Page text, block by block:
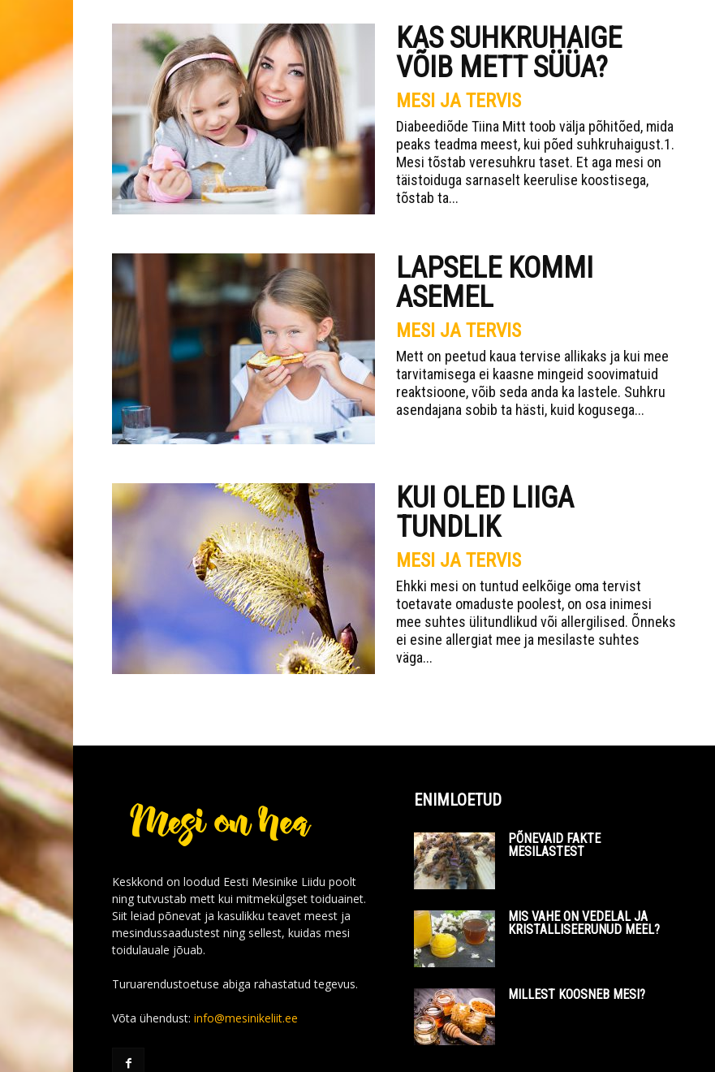
KAS SUHKRUHAIGE
VÕIB METT SÜÜA?
MESI JA TERVIS
Diabeediõde Tiina Mitt toob välja põhitõed, mida
peaks teadma meest, kui põed suhkruhaigust.1.
Mesi tõstab veresuhkru taset. Et aga mesi on
täistoiduga sarnaselt keerulise koostisega,
tõstab ta...
LAPSELE KOMMI
ASEMEL
MESI JA TERVIS
Mett on peetud kaua tervise allikaks ja kui mee
tarvitamisega ei kaasne mingeid soovimatuid
reaktsioone, võib seda anda ka lastele. Suhkru
asendajana sobib ta hästi, kuid kogusega...
KUI OLED LIIGA
TUNDLIK
MESI JA TERVIS
Ehkki mesi on tuntud eelkõige oma tervist
toetavate omaduste poolest, on osa inimesi
mee suhtes ülitundlikud või allergilised. Õnneks
ei esine allergiat mee ja mesilaste suhtes
väga...
Keskkond on loodud Eesti Mesinike Liidu poolt
ning tutvustab mett kui mitmekülgset toiduainet.
Siit leiad põnevat ja kasulikku teavet meest ja
mesindussaadustest ning sellest, kuidas mesi
toidulauale jõuab.
Turuarendustoetuse abiga rahastatud tegevus.
Võta ühendust: info@mesinikeliit.ee
ENIMLOETUD
PÕNEVAID FAKTE
MESILASTEST
MIS VAHE ON VEDELAL JA
KRISTALLISEERUNUD MEEL?
MILLEST KOOSNEB MESI?